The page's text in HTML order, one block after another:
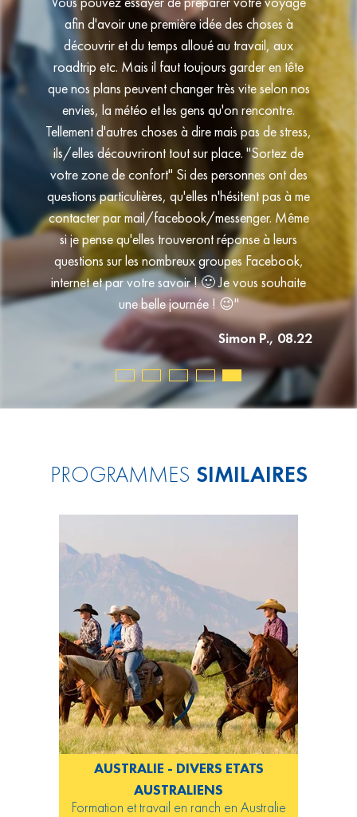
afin d'avoir une première idée des choses à
découvrir et du temps alloué au travail, aux
roadtrip etc. Mais il faut toujours garder en tête
que nos plans peuvent changer très vite selon nos
envies, la météo et les gens qu'on rencontre.
Tellement d'autres choses à dire mais pas de stress,
ils/elles découvriront tout sur place. "Sortez de
votre zone de confort" Si des personnes ont des
questions particulières, qu'elles n'hésitent pas à me
contacter par mail/facebook/messenger. Même
si je pense qu'elles trouveront réponse à leurs
questions sur les nombreux groupes Facebook,
internet et par votre savoir ! 🙂 Je vous souhaite
une belle journée ! 😉"
Simon P., 08.22
PROGRAMMES SIMILAIRES
AUSTRALIE - DIVERS ETATS
AUSTRALIENS
Formation et travail en ranch en Australie